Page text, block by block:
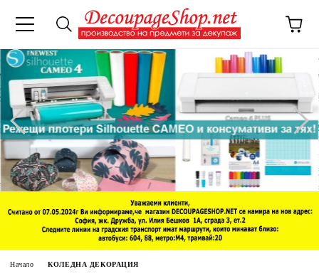
Начало КОЛЕДНА ДЕКОРАЦИЯ